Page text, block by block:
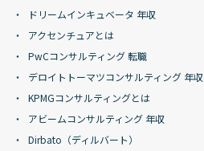
ドリームインキュベータ 年収
アクセンチュアとは
PwCコンサルティング 転職
デロイトトーマツコンサルティング 年収
KPMGコンサルティングとは
アビームコンサルティング 年収
Dirbato（ディルバート）